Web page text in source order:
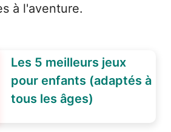
à l'aventure.
Les 5 meilleurs jeux
pour enfants (adaptés à
tous les âges)